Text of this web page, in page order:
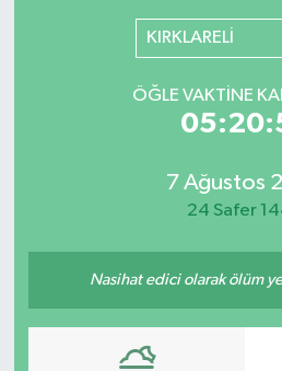
KIRKLARELİ
ÖĞLE VAKTINE
7 Ağustos
24 Safer
Nasihat edici olarak ölüm